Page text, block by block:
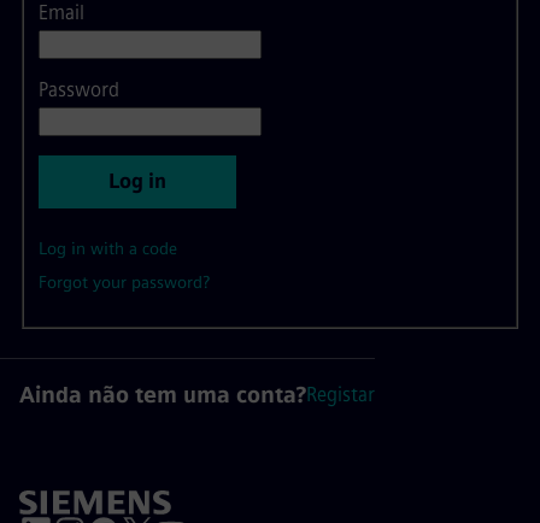
Login
Email
Password
Log in
Log in with a code
Forgot your password?
Ainda não tem uma conta?Registar